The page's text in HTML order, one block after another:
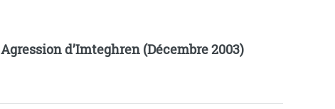
Agression d’Imteghren (Décembre 2003)